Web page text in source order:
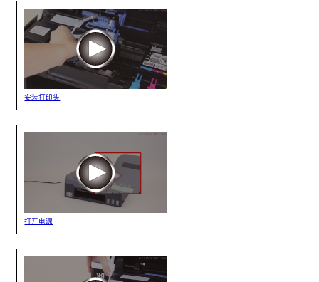
安装打印头
打开电源